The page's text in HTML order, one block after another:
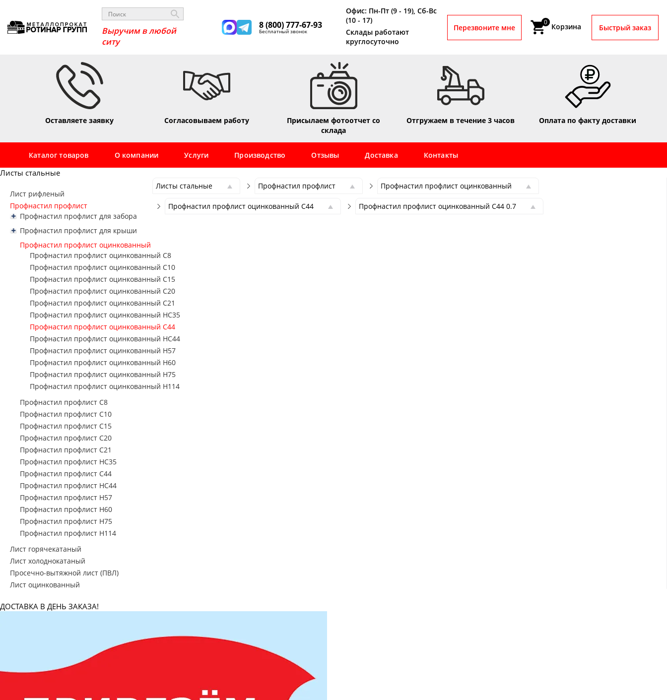
8 (800) 777-67-93
Бесплатный звонок
Офис: Пн-Пт (9 - 19), Сб-Вс
(10 - 17)
Склады работают
круглосуточно
Перезвоните мне
0 Корзина Быстрый заказ
Вы
Оставляете заявку Согласовываем работу
Присылаем фотоотчет со
склада
Отгружаем в течение 3 часов Оплата по факту доставки
Каталог товаров О компании Услуги Производство Отзывы Доставка Контакты
Листы стальные
Листы стальные
сетка
Трубы
Металл Б/У
Производство
металлоизделий на
заказ
Услуги
Профнастил профлист
Профнастил профлист
Профнастил профлист оцинкованный
Профнастил профлист оцинкованный
Профнастил профлист оцинкованный С44
Профнастил профлист оцинкованный С10
Профнастил профлист оцинкованный С15
Профнастил профлист оцинкованный С20
Профнастил профлист оцинкованный С21
Профнастил профлист оцинкованный НС35
Профнастил профлист оцинкованный НС44
Профнастил профлист оцинкованный Н57
Профнастил профлист оцинкованный Н60
Профнастил профлист оцинкованный Н75
Профнастил профлист оцинкованный Н114
Профнастил профлист оцинкованный С44 0.7
Листы стальные
Лист рифленый
Профнастил профлист
Профнастил профлист для забора
Профнастил профлист для забора С8
Профнастил профлист для забора С15
Профнастил профлист для забора С20
Профнастил профлист для забора С21
Профнастил профлист для забора НС35
Профнастил профлист для забора С44
Профнастил профлист для забора НС44
Профнастил профлист для крыши
Профнастил профлист для крыши Н57
Профнастил профлист для крыши Н60
Профнастил профлист для крыши Н75
Профнастил профлист для крыши Н114
Профнастил профлист для крыши Н153
Профнастил профлист оцинкованный
Профнастил профлист оцинкованный С8
Профнастил профлист оцинкованный С10
Профнастил профлист оцинкованный С15
Профнастил профлист оцинкованный С20
Профнастил профлист оцинкованный С21
Профнастил профлист оцинкованный НС35
Профнастил профлист оцинкованный С44
Профнастил профлист оцинкованный НС44
Профнастил профлист оцинкованный Н57
Профнастил профлист оцинкованный Н60
Профнастил профлист оцинкованный Н75
Профнастил профлист оцинкованный Н114
Профнастил профлист С8
Профнастил профлист С10
Профнастил профлист С15
Профнастил профлист С20
Профнастил профлист С21
Профнастил профлист НС35
Профнастил профлист С44
Профнастил профлист НС44
Профнастил профлист Н57
Профнастил профлист Н60
Профнастил профлист Н75
Профнастил профлист Н114
Лист горячекатаный
Лист холоднокатаный
Просечно-вытяжной лист (ПВЛ)
Лист оцинкованный
ДОСТАВКА В ДЕНЬ ЗАКАЗА!